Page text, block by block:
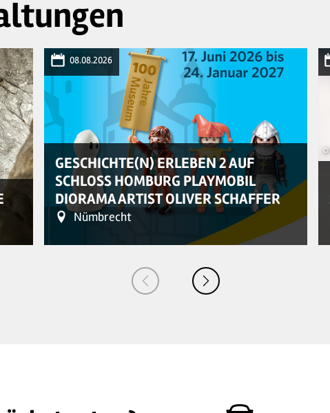
08.08.2026
GESCHICHTE(N) ERLEBEN 2 AUF
SCHLOSS HOMBURG PLAYMOBIL
DIORAMA ARTIST OLIVER SCHAFFER
Nümbrecht
©